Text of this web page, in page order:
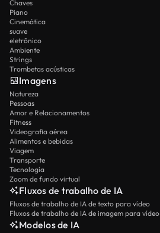
Chaves
Piano
Cinemática
suave
eletrônico
Ambiente
Strings
Trombetas acústicas
Imagens
Natureza
Pessoas
Amor e Relacionamentos
Fitness
Videografia aérea
Alimentos e bebidas
Viagem
Transporte
Tecnologia
Zoom de fundo virtual
Fluxos de trabalho de IA
Fluxos de trabalho de IA de texto para vídeo
Fluxos de trabalho de IA de imagem para vídeo
Modelos de IA